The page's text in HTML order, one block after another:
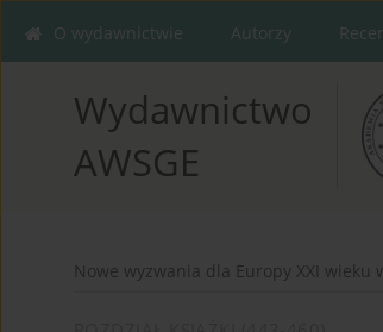
O wydawnictwie Autorzy
Wydawnictwo
AWSGE
Nowe wyzwania dla Europy XXI wieku